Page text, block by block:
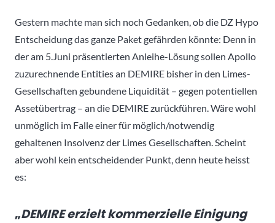
Gestern machte man sich noch Gedanken, ob die DZ Hypo
Entscheidung das ganze Paket gefährden könnte: Denn in
der am 5.Juni präsentierten Anleihe-Lösung sollen Apollo
zuzurechnende Entities an DEMIRE bisher in den Limes-
Gesellschaften gebundene Liquidität – gegen potentiellen
Assetübertrag – an die DEMIRE zurückführen. Wäre wohl
unmöglich im Falle einer für möglich/notwendig
gehaltenen Insolvenz der Limes Gesellschaften. Scheint
aber wohl kein entscheidender Punkt, denn heute heisst
es:
„DEMIRE erzielt kommerzielle Einigung